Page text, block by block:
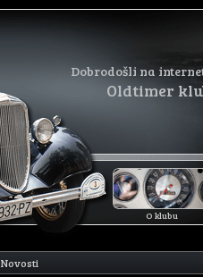
Dobrodošli na
Oldtimer
O klubu
Novosti